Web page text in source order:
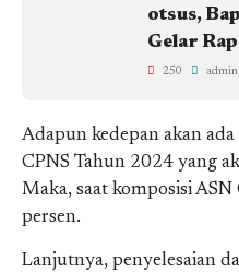
otsus,
Gelar
250 admin
Adapun kedepan akan
CPNS Tahun 2024 yang
Maka, saat komposisi
persen.
Lanjutnya, penyelesaian